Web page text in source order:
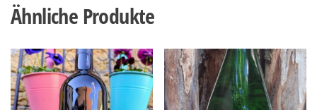
Ähnliche Produkte